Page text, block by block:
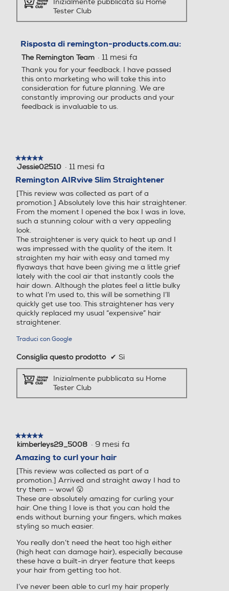
Copertura in silicone
Tappetino resistente al calo
Peso-Kg
0,584
Peso-Kg
Larghezza-mm Larghezza-mm
Profondità-mm Profondità-mm
Inizialmente pubblicata su Home
Tester Club
Risposta di remington-products.com.au:
The Remington Team · 11 mesi fa
Thank you for your feedback. I have passed
this onto marketing who will take this into
consideration for future planning. We are
constantly improving our products and your
feedback is invaluable to us.
★★★★★
★★★★★
5
5
stelle.
Jessie02510 · 11 mesi fa
Remington AIRvive Slim Straightener
[This review was collected as part of a
promotion.] Absolutely love this hair straightener.
From the moment I opened the box I was in love,
such a stunning colour with a very appealing
look.
The straightener is very quick to heat up and I
was impressed with the quality of the item. It
straighten my hair with easy and tamed my
flyaways that have been giving me a little grief
lately with the cool air that instantly cools the
hair down. Although the plates feel a little bulky
to what I’m used to, this will be something I’ll
quickly get use too. This straightener has very
quickly replaced my usual “expensive” hair
straightener.
Traduci con Google
Consiglia questo prodotto ✔ Sì
Inizialmente pubblicata su Home
Tester Club
★★★★★
★★★★★
5
5
stelle.
kimberleys29_5008 · 9 mesi fa
Amazing to curl your hair
[This review was collected as part of a
promotion.] Arrived and straight away I had to
try them — wow! 😮
These are absolutely amazing for curling your
hair. One thing I love is that you can hold the
ends without burning your fingers, which makes
styling so much easier.
You really don’t need the heat too high either
(high heat can damage hair), especially because
these have a built-in dryer feature that keeps
your hair from getting too hot.
I’ve never been able to curl my hair properly